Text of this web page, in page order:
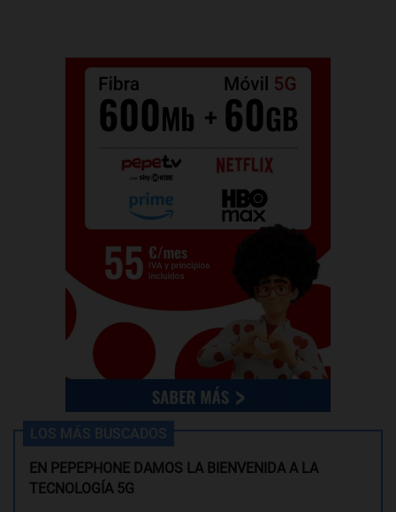
LOS MÁS BUSCADOS
EN PEPEPHONE DAMOS LA BIENVENIDA A LA
TECNOLOGÍA 5G